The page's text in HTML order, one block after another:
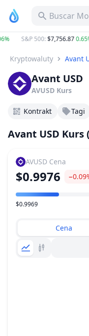
Buscar
S&P 500:$7,756.87
Kryptowaluty Avant
Avant USD
AVUSD Kurs
Kontrakt Tagi
Avant USD Kurs
AVUSD Cena
$0.9976
Zakres Cen
$0.9969
Cena